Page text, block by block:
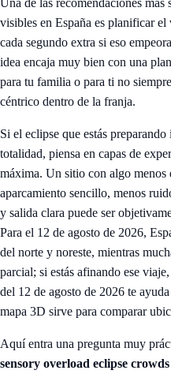
Una de las recomendaciones
visibles en España es planificar
cada segundo extra si eso
idea encaja muy bien con una
para tu familia o para ti no
céntrico dentro de la franja.
Si el eclipse que estás
totalidad, piensa en capas de
máxima. Un sitio con algo menos
aparcamiento sencillo, menos
y salida clara puede ser
Para el 12 de agosto de 2026,
del norte y noreste, mientras
parcial; si estás afinando ese
del 12 de agosto de 2026 te
mapa 3D sirve para comparar
Aquí entra una pregunta muy
sensory overload eclipse crowds